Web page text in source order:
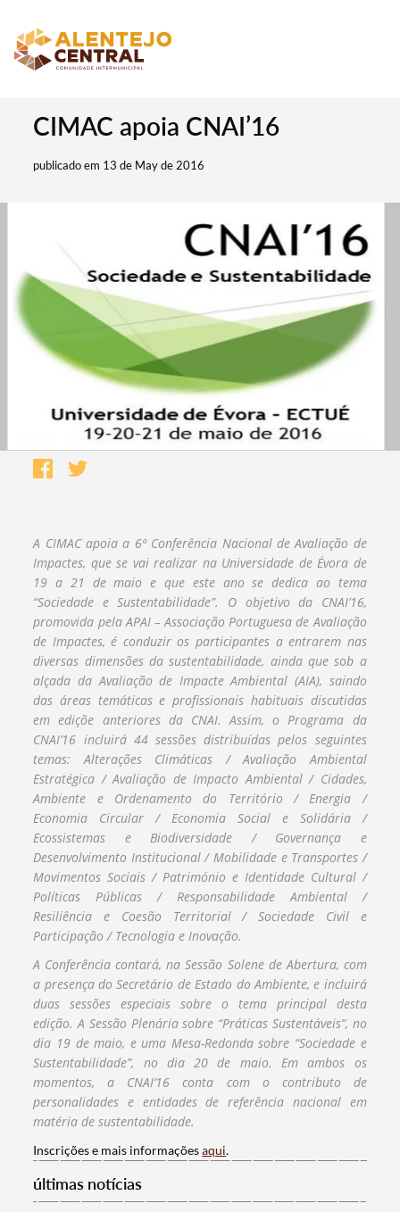
Termo de Pesquisa
CIMAC apoia CNAI’16
publicado em 13 de May de 2016
A CIMAC apoia a 6ª Conferência Nacional de Avaliação de
Impactes, que se vai realizar na Universidade de Évora de
19 a 21 de maio e que este ano se dedica ao tema
“Sociedade e Sustentabilidade”. O objetivo da CNAI’16,
promovida pela APAI – Associação Portuguesa de Avaliação
de Impactes, é conduzir os participantes a entrarem nas
diversas dimensões da sustentabilidade, ainda que sob a
alçada da Avaliação de Impacte Ambiental (AIA), saindo
das áreas temáticas e profissionais habituais discutidas
em ediçõe anteriores da CNAI. Assim, o Programa da
CNAI’16 incluirá 44 sessões distribuídas pelos seguintes
temas: Alterações Climáticas / Avaliação Ambiental
Estratégica / Avaliação de Impacto Ambiental / Cidades,
Ambiente e Ordenamento do Território / Energia /
Economia Circular / Economia Social e Solidária /
Ecossistemas e Biodiversidade / Governança e
Desenvolvimento Institucional / Mobilidade e Transportes /
Movimentos Sociais / Património e Identidade Cultural /
Políticas Públicas / Responsabilidade Ambiental /
Resiliência e Coesão Territorial / Sociedade Civil e
Participação / Tecnologia e Inovação.
A Conferência contará, na Sessão Solene de Abertura, com
a presença do Secretário de Estado do Ambiente, e incluirá
duas se​ssões especiais sobre o tema principal desta
edição. A Sessão Plenária sobre “Práticas Sustentáveis”, no
dia 19 de maio, e uma Mesa-Redonda sobre “Sociedade e
Sustentabilidade”, no dia 20 de maio. Em ambos os
momentos, a CNAI’16 conta com o contributo de
personalidades e entidades de referência nacional em
matéria de sustentabilidade.
Inscrições e mais informaçõesaqui.
últimas notícias